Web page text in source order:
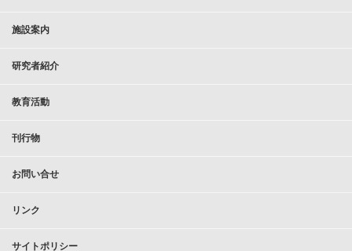
施設案内
研究者紹介
教育活動
刊行物
お問い合せ
リンク
サイトポリシー